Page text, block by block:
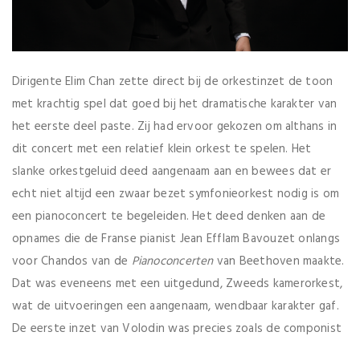
Dirigente Elim Chan zette direct bij de orkestinzet de toon
met krachtig spel dat goed bij het dramatische karakter van
het eerste deel paste. Zij had ervoor gekozen om althans in
dit concert met een relatief klein orkest te spelen. Het
slanke orkestgeluid deed aangenaam aan en bewees dat er
echt niet altijd een zwaar bezet symfonieorkest nodig is om
een pianoconcert te begeleiden. Het deed denken aan de
opnames die de Franse pianist Jean Efflam Bavouzet onlangs
voor Chandos van de Pianoconcertenvan Beethoven maakte.
Dat was eveneens met een uitgedund, Zweeds kamerorkest,
wat de uitvoeringen een aangenaam, wendbaar karakter gaf.
De eerste inzet van Volodin was precies zoals de componist